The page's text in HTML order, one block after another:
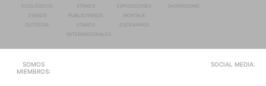
ECOLÓGICOS
STANDS
OUTDOOR
STANDS
PUBLICITARIOS
STANDS
INTERNACIONALES
EXPOSICIONES
MONTAJE
ESCENARIOS
SHOWROOMS
SOMOS
MIEMBROS:
SOCIAL MEDIA: